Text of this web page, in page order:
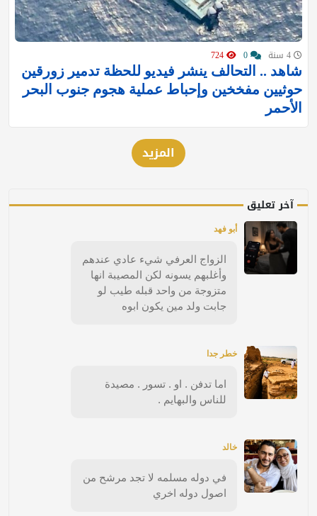
شاهد .. التحالف ينشر فيديو للحظة تدمير زورقين
حوثيين مفخخين وإحباط عملية هجوم جنوب البحر
الأحمر
المزيد
آخر تعليق
أبو فهد
الزواج العرفي شيء عادي عندهم
وأغلبهم يسونه لكن المصيبة انها
متزوجة من واحد قبله طيب لو
جابت ولد مين يكون ابوه
خطر جدا
اما تدفن . او . تسور . مصيدة
للناس والبهايم .
خالد
في دوله مسلمه لا تجد مرشح من
اصول دوله اخري